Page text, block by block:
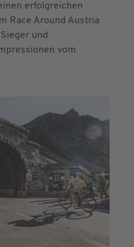
erfolgreichen
Race Around Austria
und
vom